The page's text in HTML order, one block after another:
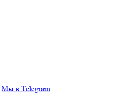
Мы в Telegram